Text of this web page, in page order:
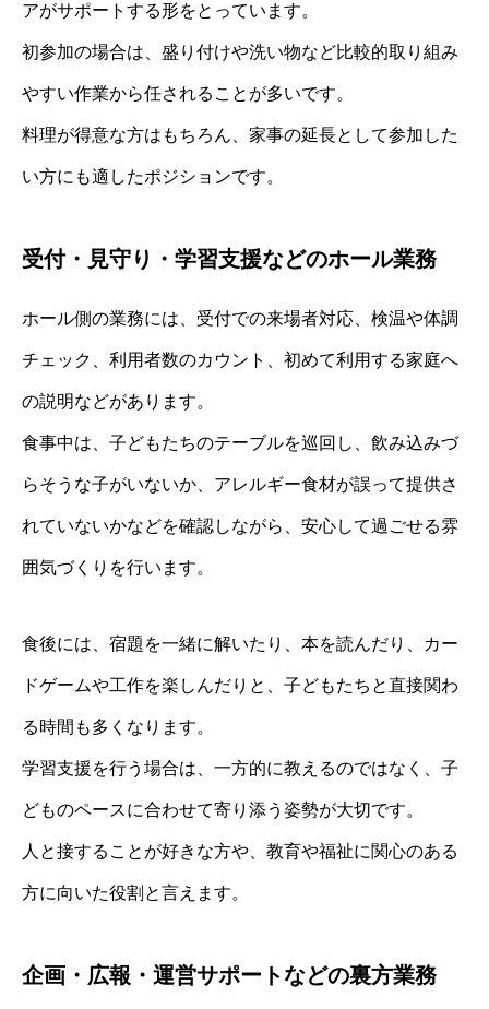
アがサポートする形をとっています。
初参加の場合は、盛り付けや洗い物など比較的取り組み
やすい作業から任されることが多いです。
料理が得意な方はもちろん、家事の延長として参加した
い方にも適したポジションです。
受付・見守り・学習支援などのホール業務
ホール側の業務には、受付での来場者対応、検温や体調
チェック、利用者数のカウント、初めて利用する家庭へ
の説明などがあります。
食事中は、子どもたちのテーブルを巡回し、飲み込みづ
らそうな子がいないか、アレルギー食材が誤って提供さ
れていないかなどを確認しながら、安心して過ごせる雰
囲気づくりを行います。
食後には、宿題を一緒に解いたり、本を読んだり、カー
ドゲームや工作を楽しんだりと、子どもたちと直接関わ
る時間も多くなります。
学習支援を行う場合は、一方的に教えるのではなく、子
どものペースに合わせて寄り添う姿勢が大切です。
人と接することが好きな方や、教育や福祉に関心のある
方に向いた役割と言えます。
企画・広報・運営サポートなどの裏方業務